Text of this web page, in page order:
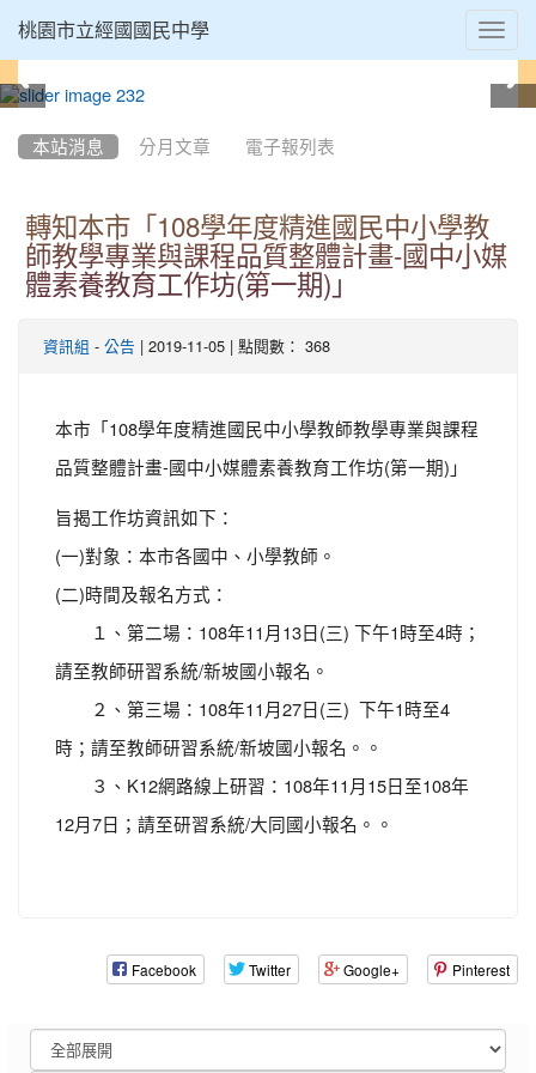
桃園市立經國國民中學
本站消息 分月文章 電子報列表
轉知本市「108學年度精進國民中小學教
師教學專業與課程品質整體計畫-國中小媒
體素養教育工作坊(第一期)」
資訊組 - 公告 | 2019-11-05 | 點閱數： 368
本市「108學年度精進國民中小學教師教學專業與課程
品質整體計畫-國中小媒體素養教育工作坊(第一期)」
旨揭工作坊資訊如下：
(一)對象：本市各國中、小學教師。
(二)時間及報名方式：
１、第二場：108年11月13日(三) 下午1時至4時；
請至教師研習系統/新坡國小報名。
２、第三場：108年11月27日(三) 下午1時至4
時；請至教師研習系統/新坡國小報名。。
３、K12網路線上研習：108年11月15日至108年
12月7日；請至研習系統/大同國小報名。。
Facebook Twitter Google+ Pinterest